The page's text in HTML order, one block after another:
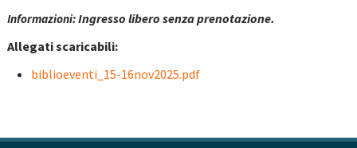
Informazioni:Ingresso libero senza prenotazione.
Allegati scaricabili:
biblioeventi_15-16nov2025.pdf